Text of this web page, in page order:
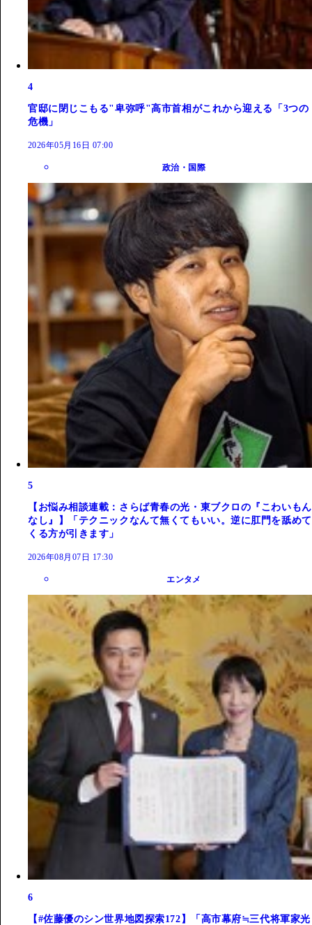
4
官邸に閉じこもる"卑弥呼"高市首相がこれから迎える「3つの
危機」
2026年05月16日 07:00
政治・国際
5
【お悩み相談連載：さらば青春の光・東ブクロの『こわいもん
なし』】「テクニックなんて無くてもいい。逆に肛門を舐めて
くる方が引きます」
2026年08月07日 17:30
エンタメ
6
【#佐藤優のシン世界地図探索172】「高市幕府≒三代将軍家光